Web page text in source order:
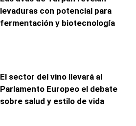
levaduras con potencial para
fermentación y biotecnología
El sector del vino llevará al
Parlamento Europeo el debate
sobre salud y estilo de vida